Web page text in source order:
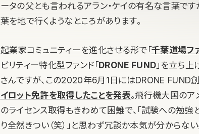
ータの父とも言われるアラン・ケイの有名な言葉で
葉を地で行くようなところがあります。
起業家コミュニティーを進化させる形で「千葉道場フ
ビリティー特化型ファンド「DRONE FUND」を立ち
さんですが、この2020年6月1日にはDRONE FUND
イロット免許を取得したことを発表。飛行機大国の
のライセンス取得もきわめて困難で、「試験への勉
り全然きつい（笑）」と思わず冗談か本気が分からな